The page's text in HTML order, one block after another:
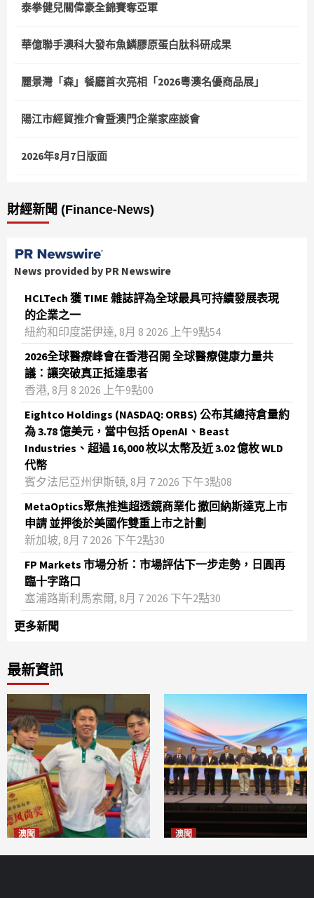
泰拳健兒關偉豪全錦賽奪亞軍
華億聯手澳科大發布魚鱗膠原蛋白肽科研成果
麗景灣「森」餐廳首次亮相「2026粵澳名優商品展」
陽江市經貿推介會暨澳門企業家座談會
2026年8月7日版面
財經新聞 (Finance-News)
News provided by PR Newswire
HCLTech 獲 TIME 雜誌評為全球最具可持續發展表現
的企業之一
紐約和印度諾伊達, 8月 8 2026 上午9點54
2026全球醫療峰會在香港召開 全球醫療健康力量共
議：讓突破真正抵達患者
香港, 8月 8 2026 上午9點00
Eightco Holdings (NASDAQ: ORBS) 公布其總持倉量約
為 3.78 億美元，當中包括 OpenAI、Beast
Industries、超過 16,000 枚以太幣及近 3.02 億枚 WLD
代幣
賓夕法尼亞州伊斯頓, 8月 7 2026 下午3點08
MetaOptics聚焦推進超透鏡商業化 撤回納斯達克上市
申請 並押後於美國作雙重上市之計劃
新加坡, 8月 7 2026 下午2點30
FP Markets 市場分析：市場評估下一步走勢，日圓再
臨十字路口
塞浦路斯利馬索爾, 8月 7 2026 下午2點30
更多新聞
最新資訊
澳聞 澳聞